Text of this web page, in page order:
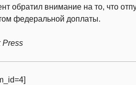
обратил внимание на то, что
федеральной доплаты.
Press